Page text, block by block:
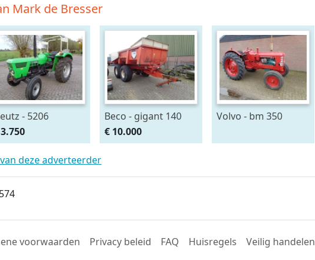
Mark de Bresser
- 5206
Beco - gigant 140
€ 10.000
Volvo - bm 350
deze adverteerder
voorwaarden Privacy beleid FAQ Huisregels Veilig handelen